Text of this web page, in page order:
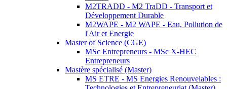
M2TRADD - M2 TraDD - Transport et
Développement Durable
M2WAPE - M2 WAPE - Eau, Pollution de
l'Air et Energie
Master of Science (CGE)
MSc Entrepreneurs - MSc X-HEC
Entrepreneurs
Mastère spécialisé (Master)
MS ETRE - MS Energies Renouvelables :